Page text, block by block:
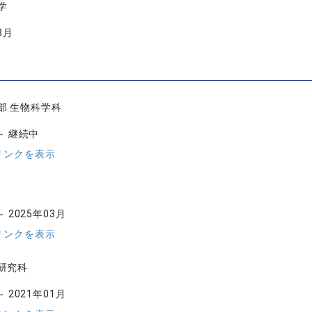
生物科学科
継続中
クを表示
2025年03月
クを表示
究科
2021年01月